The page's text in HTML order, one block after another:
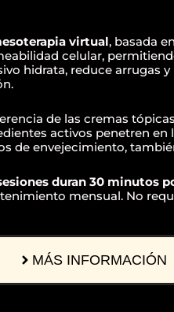
virtual, basada
celular,
hidrata, reduce arrugas
de las cremas
activos penetren en
de envejecimiento,
duran 30 minutos
mensual. No
MÁS INFORMACIÓN